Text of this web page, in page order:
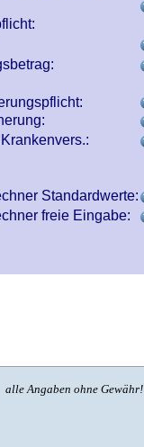
Standardwerte:
freie Eingabe:
alle Angaben ohne Gewähr!